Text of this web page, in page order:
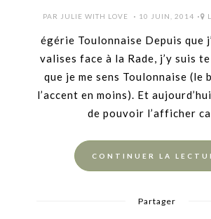
PAR JULIE WITH LOVE
POSTED
10 JUIN, 2014
égérie Toulonnaise Depuis que
valises face à la Rade, j’y suis
que je me sens Toulonnaise (le
l’accent en moins). Et
de pouvoir l’afficher
CONTINUER LA
Partager